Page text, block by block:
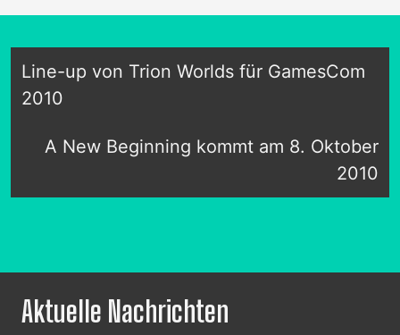
Line-up von Trion Worlds für GamesCom
2010
A New Beginning kommt am 8. Oktober
2010
Aktuelle Nachrichten